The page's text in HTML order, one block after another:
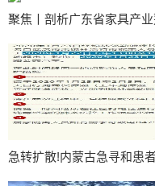
聚焦丨剖析广东省家具产
急转扩散!内蒙古急寻和患